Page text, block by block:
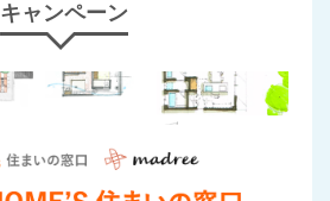
キャンペーン